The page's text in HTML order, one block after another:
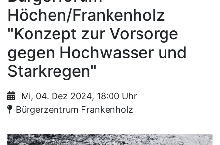
Höchen/Frankenholz
"Konzept zur Vorsorge
gegen Hochwasser und
Starkregen"
Mi, 04. Dez 2024, 18:00 Uhr
Ort:
Bürgerzentrum Frankenholz